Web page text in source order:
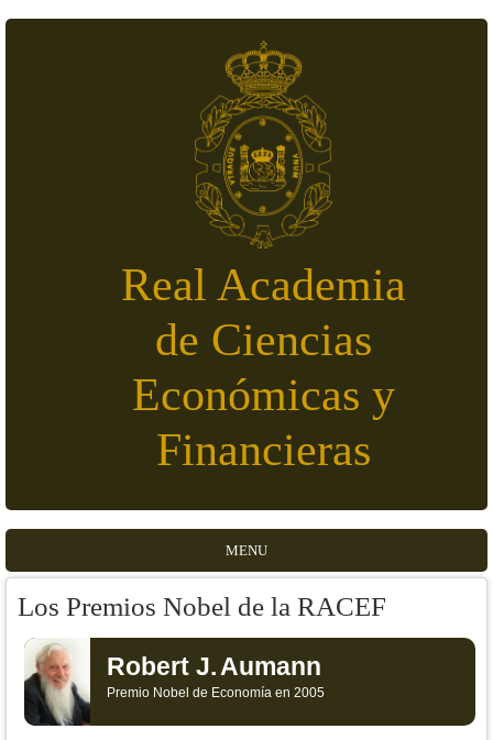
Real Academia
de Ciencias
Económicas y
Financieras
MENU
Los Premios Nobel de la RACEF
Robert J.Aumann
Premio Nobel de Economía en 2005